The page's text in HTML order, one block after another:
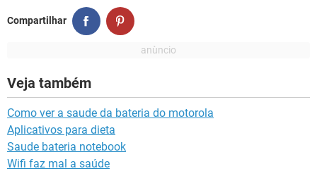
Compartilhar
Veja também
Como ver a saude da bateria do motorola
Aplicativos para dieta
Saude bateria notebook
Wifi faz mal a saúde